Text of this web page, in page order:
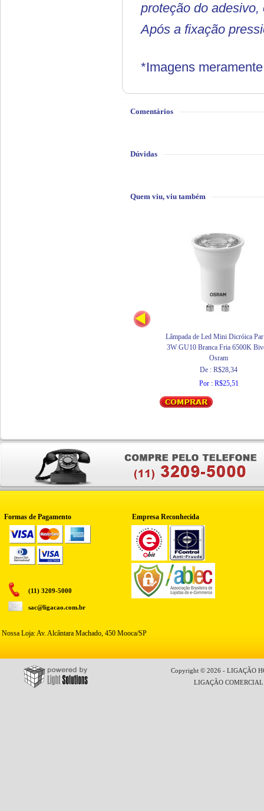
proteção do
Após a fixação
*Imagens
Comentários
Dúvidas
Quem viu, viu também
Lâmpada de Led Mini Dicróica
3W GU10 Branca Fria 6500K
Osram
De : R$28,34
Por : R$25,51
Formas de Pagamento Empresa Reconhecida
(11) 3209-5000
sac@ligacao.com.br
Nossa Loja: Av. Alcântara Machado, 450 Mooca/SP
Copyright © 2026 - LIGAÇÃO
LIGAÇÃO